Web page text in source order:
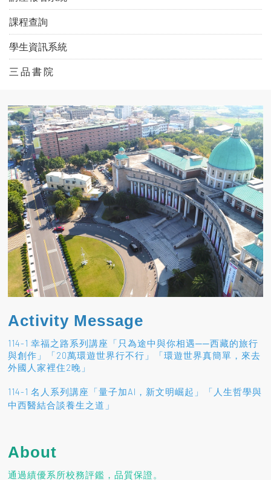
課程查詢
學生資訊系統
三 品 書 院
Activity Message
114-1 幸福之路系列講座「只為途中與你相遇──西藏的旅行
與創作」「20萬環遊世界行不行」「環遊世界真簡單，來去
外國人家裡住2晚」
114-1 名人系列講座「量子加AI，新文明崛起」「人生哲學與
中西醫結合談養生之道 」
About
通過績優系所校務評鑑，品質保證。